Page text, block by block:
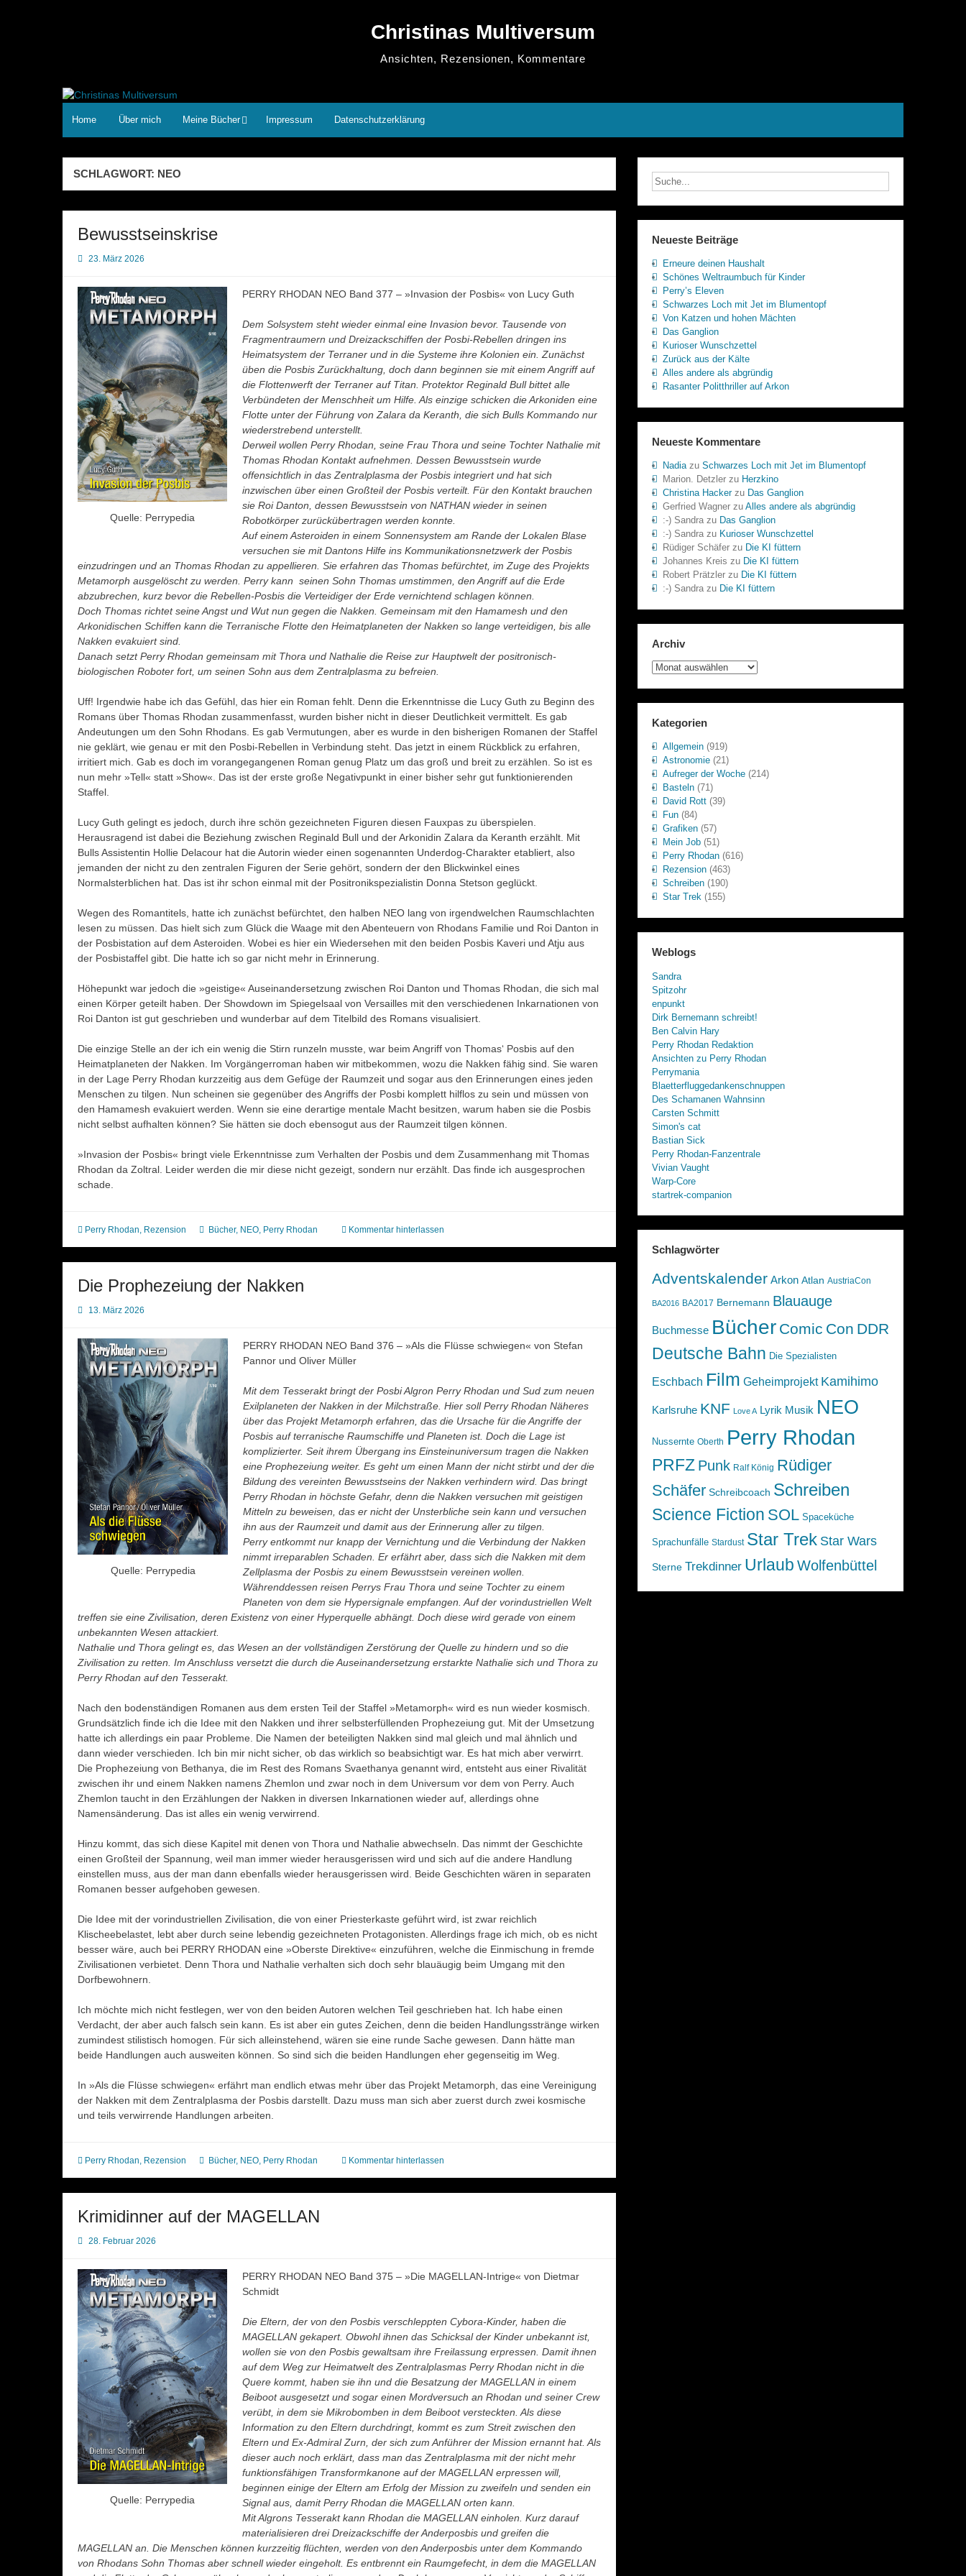
Christinas Multiversum
Ansichten, Rezensionen, Kommentare
Home Über mich Meine Bücher Impressum Datenschutzerklärung
SCHLAGWORT: NEO
Bewusstseinskrise
23. März 2026
Quelle: Perrypedia
PERRY RHODAN NEO Band 377 – »Invasion der Posbis« von Lucy Guth
Dem Solsystem steht wieder einmal eine Invasion bevor. Tausende von
Fragmentraumern und Dreizackschiffen der Posbi-Rebellen dringen ins
Heimatsystem der Terraner und in die Systeme ihre Kolonien ein. Zunächst
üben die Posbis Zurückhaltung, doch dann beginnen sie mit einem Angriff auf
die Flottenwerft der Terraner auf Titan. Protektor Reginald Bull bittet alle
Verbündeten der Menschheit um Hilfe. Als einzige schicken die Arkoniden eine
Flotte unter der Führung von Zalara da Keranth, die sich Bulls Kommando nur
wiederstrebend unterstellt.
Derweil wollen Perry Rhodan, seine Frau Thora und seine Tochter Nathalie mit
Thomas Rhodan Kontakt aufnehmen. Dessen Bewusstsein wurde
offensichtlich in das Zentralplasma der Posbis integriert und hat sich
inzwischen über einen Großteil der Posbis verteilt. Für den Kontakt brauchen
sie Roi Danton, dessen Bewusstsein von NATHAN wieder in seinen
Robotkörper zurückübertragen werden konnte.
Auf einem Asteroiden in einem Sonnensystem am Rande der Lokalen Blase
versuchen sie mit Dantons Hilfe ins Kommunikationsnetzwerk der Posbis
einzudringen und an Thomas Rhodan zu appellieren. Sie erfahren das Thomas befürchtet, im Zuge des Projekts
Metamorph ausgelöscht zu werden. Perry kann seinen Sohn Thomas umstimmen, den Angriff auf die Erde
abzubrechen, kurz bevor die Rebellen-Posbis die Verteidiger der Erde vernichtend schlagen können.
Doch Thomas richtet seine Angst und Wut nun gegen die Nakken. Gemeinsam mit den Hamamesh und den
Arkonidischen Schiffen kann die Terranische Flotte den Heimatplaneten der Nakken so lange verteidigen, bis alle
Nakken evakuiert sind.
Danach setzt Perry Rhodan gemeinsam mit Thora und Nathalie die Reise zur Hauptwelt der positronisch-
biologischen Roboter fort, um seinen Sohn aus dem Zentralplasma zu befreien.
Uff! Irgendwie habe ich das Gefühl, das hier ein Roman fehlt. Denn die Erkenntnisse die Lucy Guth zu Beginn des
Romans über Thomas Rhodan zusammenfasst, wurden bisher nicht in dieser Deutlichkeit vermittelt. Es gab
Andeutungen um den Sohn Rhodans. Es gab Vermutungen, aber es wurde in den bisherigen Romanen der Staffel
nie geklärt, wie genau er mit den Posbi-Rebellen in Verbindung steht. Das jetzt in einem Rückblick zu erfahren,
irritiert mich. Gab es doch im vorangegangenen Roman genug Platz um das groß und breit zu erzählen. So ist es
nun mehr »Tell« statt »Show«. Das ist der erste große Negativpunkt in einer bisher sehr gut funktionierenden
Staffel.
Lucy Guth gelingt es jedoch, durch ihre schön gezeichneten Figuren diesen Fauxpas zu überspielen.
Herausragend ist dabei die Beziehung zwischen Reginald Bull und der Arkonidin Zalara da Keranth erzählt. Mit
Bulls Assistentin Hollie Delacour hat die Autorin wieder einen sogenannten Underdog-Charakter etabliert, also
jemanden der nicht zu den zentralen Figuren der Serie gehört, sondern der den Blickwinkel eines
Normalsterblichen hat. Das ist ihr schon einmal mit der Positronikspezialistin Donna Stetson geglückt.
Wegen des Romantitels, hatte ich zunächst befürchtet, den halben NEO lang von irgendwelchen Raumschlachten
lesen zu müssen. Das hielt sich zum Glück die Waage mit den Abenteuern von Rhodans Familie und Roi Danton in
der Posbistation auf dem Asteroiden. Wobei es hier ein Wiedersehen mit den beiden Posbis Kaveri und Atju aus
der Posbistaffel gibt. Die hatte ich so gar nicht mehr in Erinnerung.
Höhepunkt war jedoch die »geistige« Auseinandersetzung zwischen Roi Danton und Thomas Rhodan, die sich mal
einen Körper geteilt haben. Der Showdown im Spiegelsaal von Versailles mit den verschiedenen Inkarnationen von
Roi Danton ist gut geschrieben und wunderbar auf dem Titelbild des Romans visualisiert.
Die einzige Stelle an der ich ein wenig die Stirn runzeln musste, war beim Angriff von Thomas‘ Posbis auf den
Heimatplaneten der Nakken. Im Vorgängerroman haben wir mitbekommen, wozu die Nakken fähig sind. Sie waren
in der Lage Perry Rhodan kurzzeitig aus dem Gefüge der Raumzeit und sogar aus den Erinnerungen eines jeden
Menschen zu tilgen. Nun scheinen sie gegenüber des Angriffs der Posbi komplett hilflos zu sein und müssen von
den Hamamesh evakuiert werden. Wenn sie eine derartige mentale Macht besitzen, warum haben sie die Posbis
nicht selbst aufhalten können? Sie hätten sie doch ebensogut aus der Raumzeit tilgen können.
»Invasion der Posbis« bringt viele Erkenntnisse zum Verhalten der Posbis und dem Zusammenhang mit Thomas
Rhodan da Zoltral. Leider werden die mir diese nicht gezeigt, sondern nur erzählt. Das finde ich ausgesprochen
schade.
Perry Rhodan Rezension Bücher, NEO Perry Rhodan Kommentar hinterlassen
Die Prophezeiung der Nakken
13. März 2026
Quelle: Perrypedia
PERRY RHODAN NEO Band 376 – »Als die Flüsse schwiegen« von Stefan
Pannor und Oliver Müller
Mit dem Tesserakt bringt der Posbi Algron Perry Rhodan und Sud zum neuen
Exilplaneten der Nakken in der Milchstraße. Hier soll Perry Rhodan Näheres
über das Projekt Metamorph erfahren, das die Ursache für die Angriffe der
Posbis auf terranische Raumschiffe und Planeten ist. Doch die Lage ist
komplizierter. Seit ihrem Übergang ins Einsteinuniversum tragen die Nakken
eine Prophezeiung weiter. Es geht um einen Mann der nicht stirbt und der die
Bildung des vereinten Bewusstseins der Nakken verhindern wird. Das bringt
Perry Rhodan in höchste Gefahr, denn die Nakken versuchen mit geistigen
Mitteln zu beweisen, das er nicht der Unsterbliche sein kann und versuchen
ihn aus der Raumzeit und damit aus der Erinnerung aller zu tilgen.
Perry entkommt nur knapp der Vernichtung und die Verbindung der Nakken
nimmt irreparablen Schaden. Er erfährt aber, dass sich die Nakken mit dem
Zellplasma der Posbis zu einem Bewusstsein vereinen wollen.
Währenddessen reisen Perrys Frau Thora und seine Tochter zu einem
Planeten von dem sie Hypersignale empfangen. Auf der vorindustriellen Welt
treffen sie eine Zivilisation, deren Existenz von einer Hyperquelle abhängt. Doch diese wird gerade von einem
unbekannten Wesen attackiert.
Nathalie und Thora gelingt es, das Wesen an der vollständigen Zerstörung der Quelle zu hindern und so die
Zivilisation zu retten. Im Anschluss versetzt die durch die Auseinandersetzung erstarkte Nathalie sich und Thora zu
Perry Rhodan auf den Tesserakt.
Nach den bodenständigen Romanen aus dem ersten Teil der Staffel »Metamorph« wird es nun wieder kosmisch.
Grundsätzlich finde ich die Idee mit den Nakken und ihrer selbsterfüllenden Prophezeiung gut. Mit der Umsetzung
hatte ich allerdings ein paar Probleme. Die Namen der beteiligten Nakken sind mal gleich und mal ähnlich und
dann wieder verschieden. Ich bin mir nicht sicher, ob das wirklich so beabsichtigt war. Es hat mich aber verwirrt.
Die Prophezeiung von Bethanya, die im Rest des Romans Svaethanya genannt wird, entsteht aus einer Rivalität
zwischen ihr und einem Nakken namens Zhemlon und zwar noch in dem Universum vor dem von Perry. Auch
Zhemlon taucht in den Erzählungen der Nakken in diversen Inkarnationen wieder auf, allerdings ohne
Namensänderung. Das ist alles ein wenig verwirrend.
Hinzu kommt, das sich diese Kapitel mit denen von Thora und Nathalie abwechseln. Das nimmt der Geschichte
einen Großteil der Spannung, weil man immer wieder herausgerissen wird und sich auf die andere Handlung
einstellen muss, aus der man dann ebenfalls wieder herausgerissen wird. Beide Geschichten wären in separaten
Romanen besser aufgehoben gewesen.
Die Idee mit der vorindustriellen Zivilisation, die von einer Priesterkaste geführt wird, ist zwar reichlich
Klischeebelastet, lebt aber durch seine lebendig gezeichneten Protagonisten. Allerdings frage ich mich, ob es nicht
besser wäre, auch bei PERRY RHODAN eine »Oberste Direktive« einzuführen, welche die Einmischung in fremde
Zivilisationen verbietet. Denn Thora und Nathalie verhalten sich doch sehr blauäugig beim Umgang mit den
Dorfbewohnern.
Ich möchte mich nicht festlegen, wer von den beiden Autoren welchen Teil geschrieben hat. Ich habe einen
Verdacht, der aber auch falsch sein kann. Es ist aber ein gutes Zeichen, denn die beiden Handlungsstränge wirken
zumindest stilistisch homogen. Für sich alleinstehend, wären sie eine runde Sache gewesen. Dann hätte man
beide Handlungen auch ausweiten können. So sind sich die beiden Handlungen eher gegenseitig im Weg.
In »Als die Flüsse schwiegen« erfährt man endlich etwas mehr über das Projekt Metamorph, das eine Vereinigung
der Nakken mit dem Zentralplasma der Posbis darstellt. Dazu muss man sich aber zuerst durch zwei kosmische
und teils verwirrende Handlungen arbeiten.
Perry Rhodan Rezension Bücher, NEO Perry Rhodan Kommentar hinterlassen
Krimidinner auf der MAGELLAN
28. Februar 2026
Quelle: Perrypedia
PERRY RHODAN NEO Band 375 – »Die MAGELLAN-Intrige« von Dietmar
Schmidt
Die Eltern, der von den Posbis verschleppten Cybora-Kinder, haben die
MAGELLAN gekapert. Obwohl ihnen das Schicksal der Kinder unbekannt ist,
wollen sie von den Posbis gewaltsam ihre Freilassung erpressen. Damit ihnen
auf dem Weg zur Heimatwelt des Zentralplasmas Perry Rhodan nicht in die
Quere kommt, haben sie ihn und die Besatzung der MAGELLAN in einem
Beiboot ausgesetzt und sogar einen Mordversuch an Rhodan und seiner Crew
verübt, in dem sie Mikrobomben in dem Beiboot versteckten. Als diese
Information zu den Eltern durchdringt, kommt es zum Streit zwischen den
Eltern und Ex-Admiral Zurn, der sich zum Anführer der Mission ernannt hat. Als
dieser auch noch erklärt, dass man das Zentralplasma mit der nicht mehr
funktionsfähigen Transformkanone auf der MAGELLAN erpressen will,
beginnen einige der Eltern am Erfolg der Mission zu zweifeln und senden ein
Signal aus, damit Perry Rhodan die MAGELLAN orten kann.
Mit Algrons Tesserakt kann Rhodan die MAGELLAN einholen. Kurz darauf
materialisieren drei Dreizackschiffe der Anderposbis und greifen die
MAGELLAN an. Die Menschen können kurzzeitig flüchten, werden von den Anderposbis unter dem Kommando
von Rhodans Sohn Thomas aber schnell wieder eingeholt. Es entbrennt ein Raumgefecht, in dem die MAGELLAN
Neueste Beiträge
Erneure deinen Haushalt
Schönes Weltraumbuch für Kinder
Perry’s Eleven
Schwarzes Loch mit Jet im Blumentopf
Von Katzen und hohen Mächten
Das Ganglion
Kurioser Wunschzettel
Zurück aus der Kälte
Alles andere als abgründig
Rasanter Politthriller auf Arkon
Neueste Kommentare
Nadiazu Schwarzes Loch mit Jet im Blumentopf
Marion. Detzlerzu Herzkino
Christina Hackerzu Das Ganglion
Gerfried Wagnerzu Alles andere als abgründig
:-) Sandrazu Das Ganglion
:-) Sandrazu Kurioser Wunschzettel
Rüdiger Schäferzu Die KI füttern
Johannes Kreis zu Die KI füttern
Robert Prätzlerzu Die KI füttern
:-) Sandrazu Die KI füttern
Archiv
Archiv
Kategorien
Allgemein(919)
Astronomie(21)
Aufreger der Woche(214)
Basteln(71)
David Rott(39)
Fun(84)
Grafiken(57)
Mein Job(51)
Perry Rhodan(616)
Rezension(463)
Schreiben(190)
Star Trek(155)
Weblogs
Sandra
Spitzohr
enpunkt
Dirk Bernemann schreibt!
Ben Calvin Hary
Perry Rhodan Redaktion
Ansichten zu Perry Rhodan
Perrymania
Blaetterfluggedankenschnuppen
Des Schamanen Wahnsinn
Carsten Schmitt
Simon's cat
Bastian Sick
Perry Rhodan-Fanzentrale
Vivian Vaught
Warp-Core
startrek-companion
Schlagwörter
Adventskalender Arkon Atlan AustriaCon
BA2016 BA2017 Bernemann Blauauge
Buchmesse Bücher Comic Con DDR
Deutsche Bahn Die Spezialisten
Eschbach Film Geheimprojekt Kamihimo
Karlsruhe KNF Love A Lyrik Musik NEO
Nussernte Oberth Perry Rhodan
PRFZ Punk Ralf König Rüdiger
Schäfer Schreibcoach Schreiben
Science Fiction SOL Spaceküche
Sprachunfälle Stardust Star Trek Star Wars
Sterne Trekdinner Urlaub Wolfenbüttel